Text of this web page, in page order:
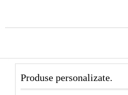
Produse personalizate.